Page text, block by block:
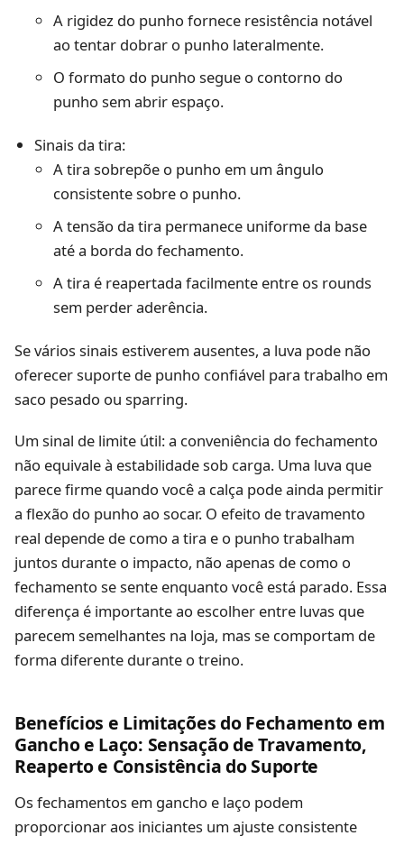
A rigidez do punho fornece resistência notável
ao tentar dobrar o punho lateralmente.
O formato do punho segue o contorno do
punho sem abrir espaço.
Sinais da tira:
A tira sobrepõe o punho em um ângulo
consistente sobre o punho.
A tensão da tira permanece uniforme da base
até a borda do fechamento.
A tira é reapertada facilmente entre os rounds
sem perder aderência.
Se vários sinais estiverem ausentes, a luva pode não
oferecer suporte de punho confiável para trabalho em
saco pesado ou sparring.
Um sinal de limite útil: a conveniência do fechamento
não equivale à estabilidade sob carga. Uma luva que
parece firme quando você a calça pode ainda permitir
a flexão do punho ao socar. O efeito de travamento
real depende de como a tira e o punho trabalham
juntos durante o impacto, não apenas de como o
fechamento se sente enquanto você está parado. Essa
diferença é importante ao escolher entre luvas que
parecem semelhantes na loja, mas se comportam de
forma diferente durante o treino.
Benefícios e Limitações do Fechamento em
Gancho e Laço: Sensação de Travamento,
Reaperto e Consistência do Suporte
Os fechamentos em gancho e laço podem
proporcionar aos iniciantes um ajuste consistente